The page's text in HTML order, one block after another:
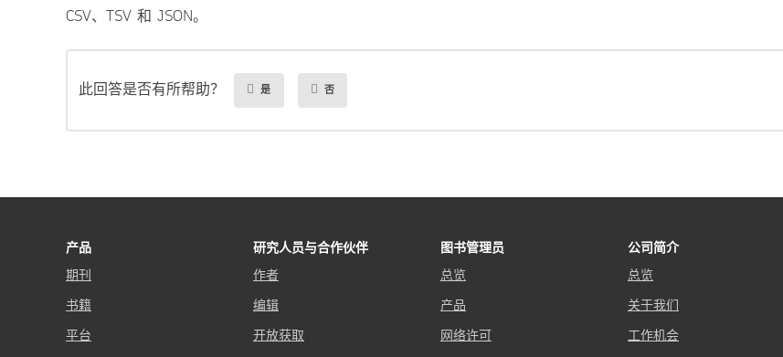
CSV、TSV 和 JSON。
此回答是否有所帮助？ 是 否
产品
期刊
书籍
平台
研究人员与合作伙伴
作者
编辑
开放获取
图书管理员
总览
产品
网络许可
公司简介
总览
关于我们
工作机会